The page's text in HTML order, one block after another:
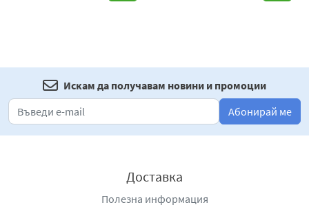
Искам да получавам новини и промоции
Абонирай ме
Доставка
Полезна информация